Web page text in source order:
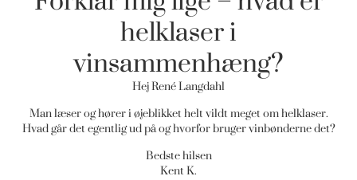
helklaser i
vinsammenhæng?
Hej René Langdahl
Man læser og hører i øjeblikket helt vildt meget om helklaser.
Hvad går det egentlig ud på og hvorfor bruger vinbønderne det?
Bedste hilsen
Kent K.